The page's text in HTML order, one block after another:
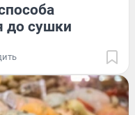
до сушки